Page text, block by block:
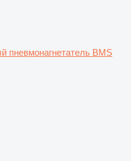
пневмонагнетатель BMS